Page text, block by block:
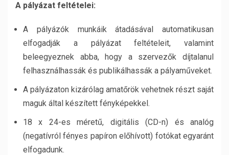
A pályázat feltételei:
A pályázók munkáik átadásával automatikusan
elfogadják a pályázat feltételeit, valamint
beleegyeznek abba, hogy a szervezők díjtalanul
felhasználhassák és publikálhassák a pályaműveket.
A pályázaton kizárólag amatőrök vehetnek részt saját
maguk által készített fényképekkel.
18 x 24-es méretű, digitális (CD-n) és analóg
(negatívról fényes papíron előhívott) fotókat egyaránt
elfogadunk.